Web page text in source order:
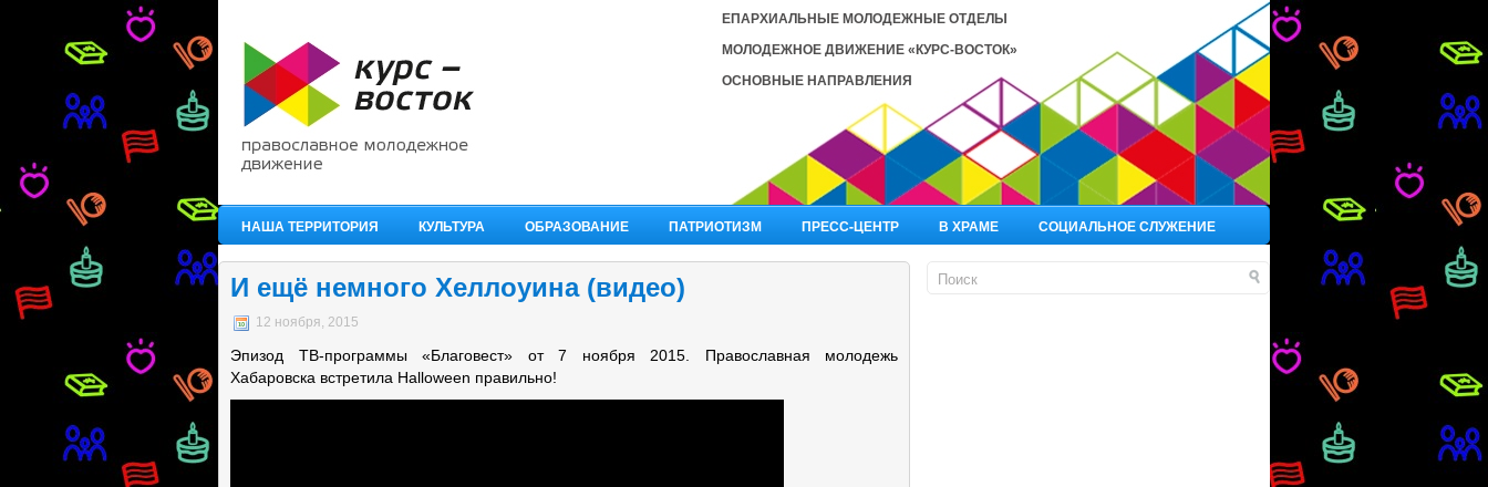
ЕПАРХИАЛЬНЫЕ МОЛОДЕЖНЫЕ ОТДЕЛЫ
МОЛОДЕЖНОЕ ДВИЖЕНИЕ «КУРС-ВОСТОК»
ОСНОВНЫЕ НАПРАВЛЕНИЯ
НАША ТЕРРИТОРИЯ КУЛЬТУРА ОБРАЗОВАНИЕ ПАТРИОТИЗМ ПРЕСС-ЦЕНТР В ХРАМЕ СОЦИАЛЬНОЕ СЛУЖЕНИЕ
И ещё немного Хеллоуина (видео)
12 ноября, 2015
Эпизод ТВ-программы «Благовест» от 7 ноября 2015. Православная молодежь
Хабаровска встретила Halloween правильно!